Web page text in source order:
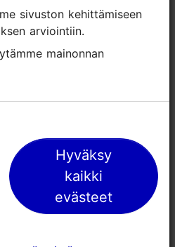
arviointiin.
Hyväksy
kaikki
evästeet
arviointiin.
Hyväksy
kaikki
evästeet